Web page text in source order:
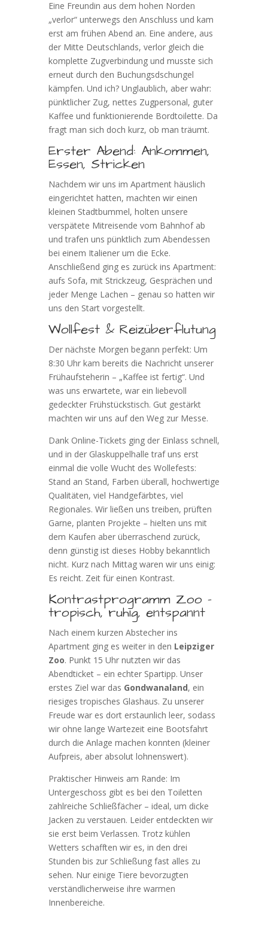
Eine Freundin aus dem hohen Norden
„verlor“ unterwegs den Anschluss und kam
erst am frühen Abend an. Eine andere, aus
der Mitte Deutschlands, verlor gleich die
komplette Zugverbindung und musste sich
erneut durch den Buchungsdschungel
kämpfen. Und ich? Unglaublich, aber wahr:
pünktlicher Zug, nettes Zugpersonal, guter
Kaffee und funktionierende Bordtoilette. Da
fragt man sich doch kurz, ob man träumt.
Erster Abend: Ankommen,
Essen, Stricken
Nachdem wir uns im Apartment häuslich
eingerichtet hatten, machten wir einen
kleinen Stadtbummel, holten unsere
verspätete Mitreisende vom Bahnhof ab
und trafen uns pünktlich zum Abendessen
bei einem Italiener um die Ecke.
Anschließend ging es zurück ins Apartment:
aufs Sofa, mit Strickzeug, Gesprächen und
jeder Menge Lachen – genau so hatten wir
uns den Start vorgestellt.
Wollfest & Reizüberflutung
Der nächste Morgen begann perfekt: Um
8:30 Uhr kam bereits die Nachricht unserer
Frühaufsteherin – „Kaffee ist fertig“. Und
was uns erwartete, war ein liebevoll
gedeckter Frühstückstisch. Gut gestärkt
machten wir uns auf den Weg zur Messe.
Dank Online-Tickets ging der Einlass schnell,
und in der Glaskuppelhalle traf uns erst
einmal die volle Wucht des Wollefests:
Stand an Stand, Farben überall, hochwertige
Qualitäten, viel Handgefärbtes, viel
Regionales. Wir ließen uns treiben, prüften
Garne, planten Projekte – hielten uns mit
dem Kaufen aber überraschend zurück,
denn günstig ist dieses Hobby bekanntlich
nicht. Kurz nach Mittag waren wir uns einig:
Es reicht. Zeit für einen Kontrast.
Kontrastprogramm Zoo –
tropisch, ruhig, entspannt
Nach einem kurzen Abstecher ins
Apartment ging es weiter in den Leipziger
Zoo. Punkt 15 Uhr nutzten wir das
Abendticket – ein echter Spartipp. Unser
erstes Ziel war das Gondwanaland, ein
riesiges tropisches Glashaus. Zu unserer
Freude war es dort erstaunlich leer, sodass
wir ohne lange Wartezeit eine Bootsfahrt
durch die Anlage machen konnten (kleiner
Aufpreis, aber absolut lohnenswert).
Praktischer Hinweis am Rande: Im
Untergeschoss gibt es bei den Toiletten
zahlreiche Schließfächer – ideal, um dicke
Jacken zu verstauen. Leider entdeckten wir
sie erst beim Verlassen. Trotz kühlen
Wetters schafften wir es, in den drei
Stunden bis zur Schließung fast alles zu
sehen. Nur einige Tiere bevorzugten
verständlicherweise ihre warmen
Innenbereiche.